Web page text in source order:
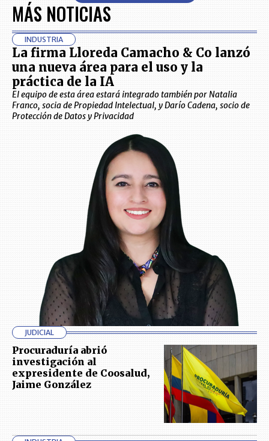
MÁS NOTICIAS
INDUSTRIA
La firma Lloreda Camacho & Co lanzó
una nueva área para el uso y la
práctica de la IA
El equipo de esta área estará integrado también por Natalia
Franco, socia de Propiedad Intelectual, y Darío Cadena, socio de
Protección de Datos y Privacidad
JUDICIAL
Procuraduría abrió
investigación al
expresidente de Coosalud,
Jaime González